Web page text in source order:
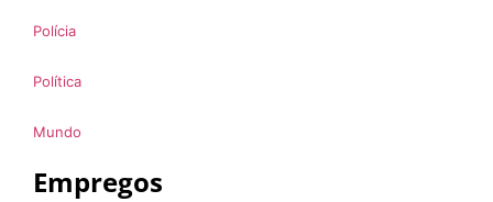
Polícia
Política
Mundo
Empregos